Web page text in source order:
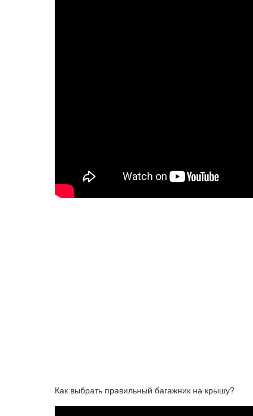
Как выбрать правильный багажник на крышу?